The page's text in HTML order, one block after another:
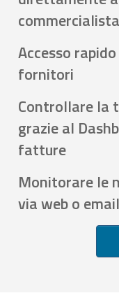
commercialista
Accesso
fornitori
Controllare la
grazie al
fatture
Monitorare le
via web o email